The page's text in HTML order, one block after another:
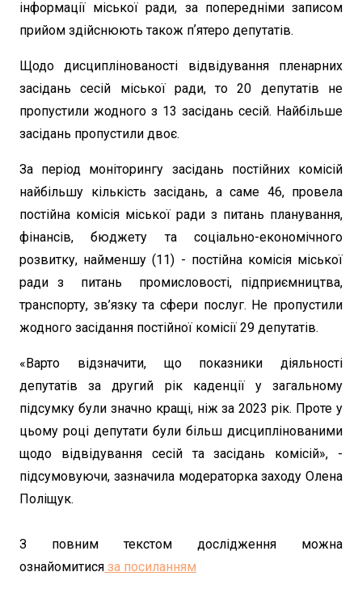
інформації міської ради, за попередніми записом
прийом здійснюють також пʼятеро депутатів.
Щодо дисциплінованості відвідування пленарних
засідань сесій міської ради, то 20 депутатів не
пропустили жодного з 13 засідань сесій. Найбільше
засідань пропустили двоє.
За період моніторингу засідань постійних комісій
найбільшу кількість засідань, а саме 46, провела
постійна комісія міської ради з питань планування,
фінансів, бюджету та соціально-економічного
розвитку, найменшу (11) - постійна комісія міської
ради з питань промисловості, підприємництва,
транспорту, зв’язку та сфери послуг. Не пропустили
жодного засідання постійної комісії 29 депутатів.
«Варто відзначити, що показники діяльності
депутатів за другий рік каденції у загальному
підсумку були значно кращі, ніж за 2023 рік. Проте у
цьому році депутати були більш дисциплінованими
щодо відвідування сесій та засідань комісій», -
підсумовуючи, зазначила модераторка заходу Олена
Поліщук.
З повним текстом дослідження можна
ознайомитися за посиланням